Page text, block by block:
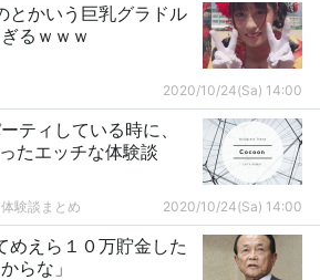
とかいう巨乳グラドル
るｗｗｗ
2020/10/24(Sa) 14:00
ティしている時に、
たエッチな体験談
験談まとめ 2020/10/24(Sa) 14:00
めえら１０万貯金した
らな」